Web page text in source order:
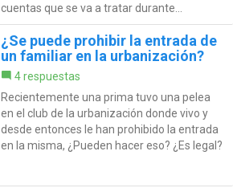
cuentas que se va a tratar durante...
¿Se puede prohibir la entrada de
un familiar en la urbanización?
4 respuestas
Recientemente una prima tuvo una pelea
en el club de la urbanización donde vivo y
desde entonces le han prohibido la entrada
en la misma, ¿Pueden hacer eso? ¿Es legal?